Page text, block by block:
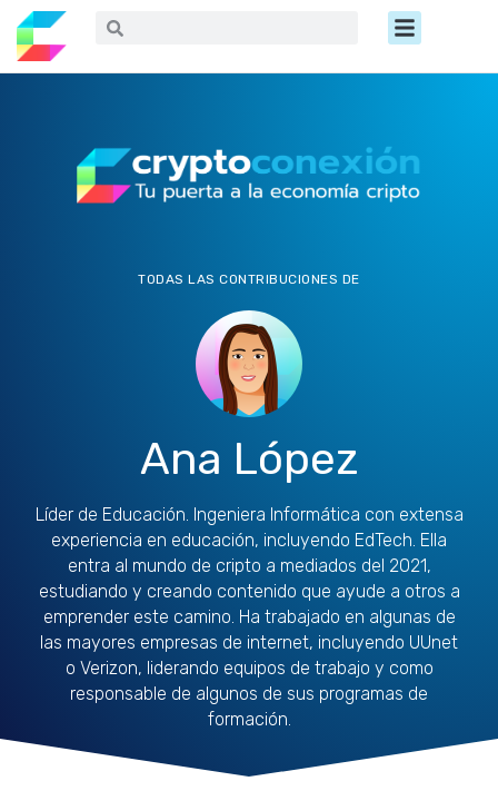
contenido
Buscar Menú
TODAS LAS CONTRIBUCIONES DE
Ana López
Líder de Educación. Ingeniera Informática con extensa
experiencia en educación, incluyendo EdTech. Ella
entra al mundo de cripto a mediados del 2021,
estudiando y creando contenido que ayude a otros a
emprender este camino. Ha trabajado en algunas de
las mayores empresas de internet, incluyendo UUnet
o Verizon, liderando equipos de trabajo y como
responsable de algunos de sus programas de
formación.